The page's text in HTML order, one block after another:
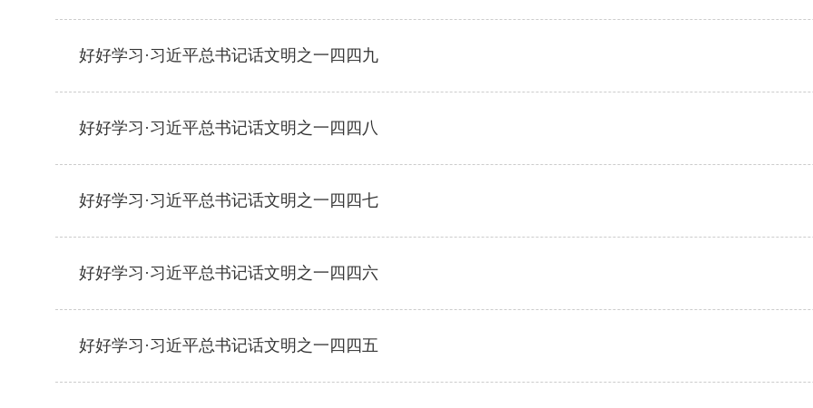
好好学习·习近平总书记话文明之一四四九
好好学习·习近平总书记话文明之一四四八
好好学习·习近平总书记话文明之一四四七
好好学习·习近平总书记话文明之一四四六
好好学习·习近平总书记话文明之一四四五